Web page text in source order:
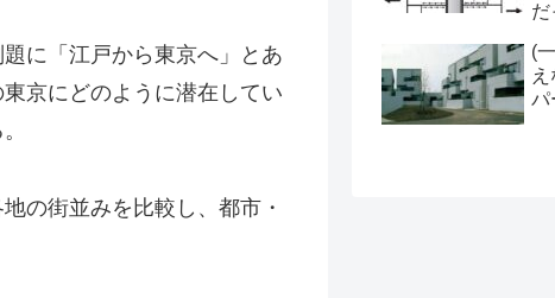
に「江戸から東京へ」とあ
京にどのように潜在してい
の街並みを比較し、都市・
だ
(
パ